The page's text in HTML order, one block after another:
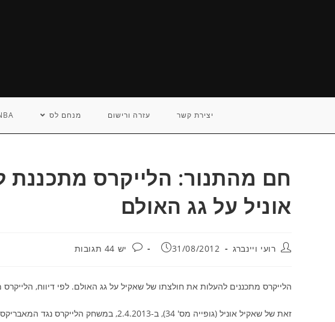
יצירת קשר עזרה ורישום מנחם לס
חם מהתנור: הלייקרס מתכננת
אוניל על גג האולם
מחבר:
רועי ויינברג פורסם:
31/08/2012 תגובות:
יש 44 תגובות
הלייקרס מתכננים להעלות את חולצתו של שאקיל על גג האולם. לפי דיווח, הלייקרס מתכננת